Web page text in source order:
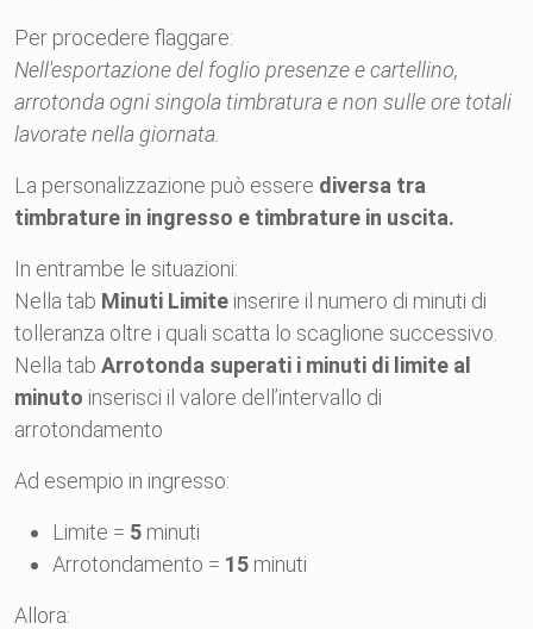
Per procedere flaggare:
Nell'esportazione del foglio presenze e cartellino,
arrotonda ogni singola timbratura e non sulle ore totali
lavorate nella giornata.
La personalizzazione può essere diversa tra
timbrature in ingresso e timbrature in uscita.
In entrambe le situazioni:
Nella tab Minuti Limite inserire il numero di minuti di
tolleranza oltre i quali scatta lo scaglione successivo.
Nella tab Arrotonda superati i minuti di limite al
minuto inserisci il valore dell’intervallo di
arrotondamento
Ad esempio in ingresso:
Limite = 5 minuti
Arrotondamento = 15 minuti
Allora: